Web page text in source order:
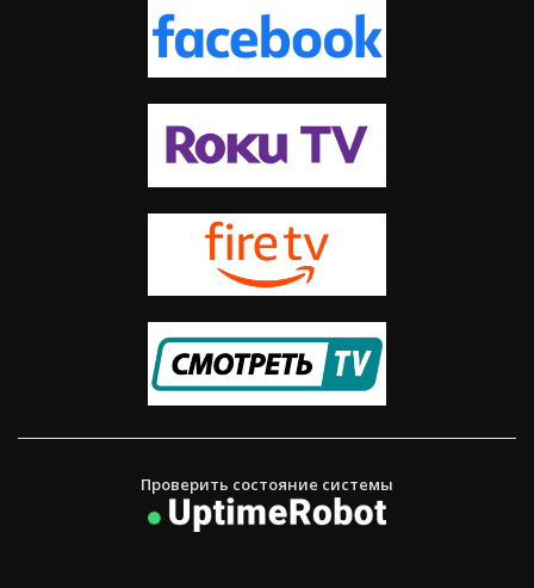
Проверить состояние системы